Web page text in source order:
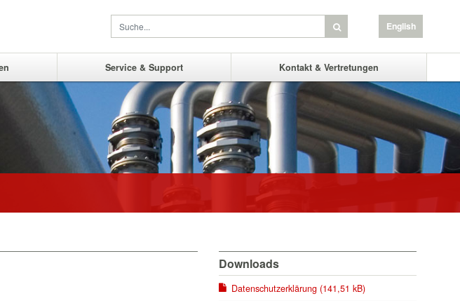
English
Service & Support Kontakt & Vertretungen
Downloads
Datenschutzerklärung (141,51 kB)